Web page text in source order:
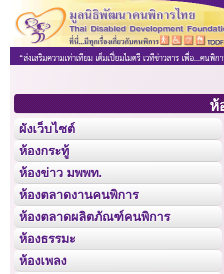
ห้
ผังเว็บไซต์
ห้องกระทู้
ห้องข่าว มพพท.
ห้องตลาดงานคนพิการ
ห้องตลาดผลิตภัณฑ์คนพิการ
ห้องธรรมะ
ห้องเพลง